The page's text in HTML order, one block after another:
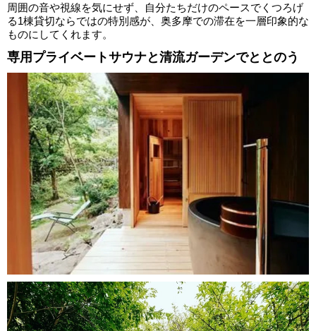
周囲の音や視線を気にせず、自分たちだけのペースでくつろげ
る1棟貸切ならではの特別感が、奥多摩での滞在を一層印象的な
ものにしてくれます。
専用プライベートサウナと清流ガーデンでととのう